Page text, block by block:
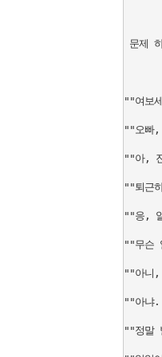
문제
""여보
""오빠,
""아,
""퇴근
""응,
""무슨
""아니,
""아냐.
""정말